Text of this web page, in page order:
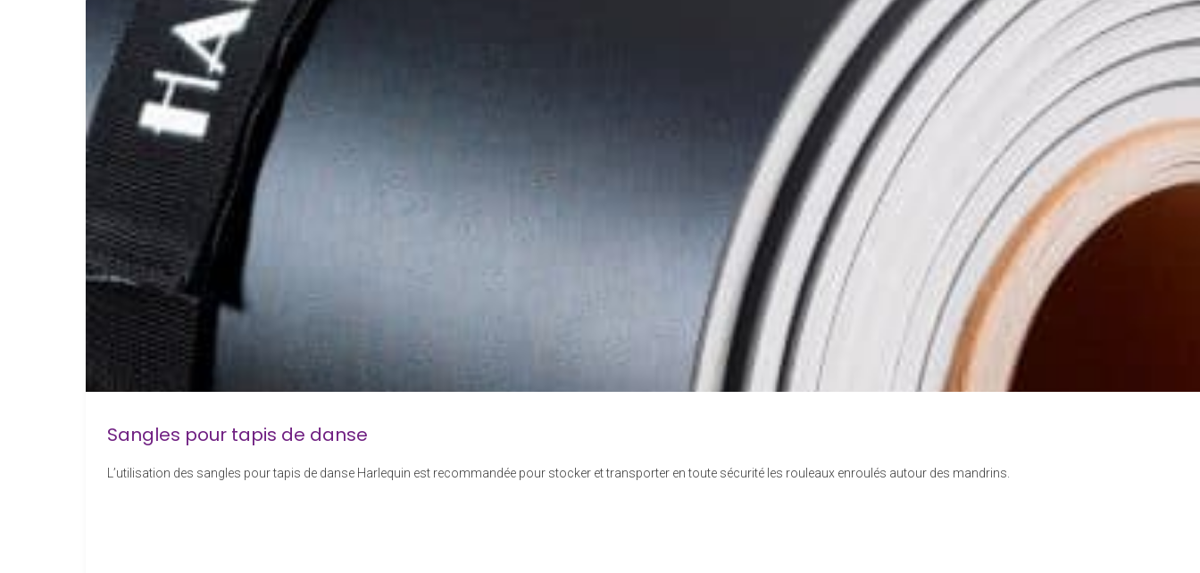
Sangles pour tapis de danse
L’utilisation des sangles pour tapis de danse Harlequin est recommandée pour stocker et transporter en toute sécurité les rouleaux enroulés autour des mandrins.